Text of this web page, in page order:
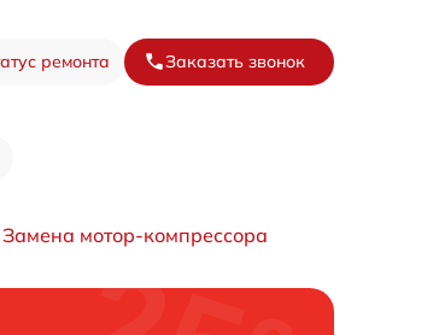
ремонта Заказать звонок
Замена мотор-компрессора